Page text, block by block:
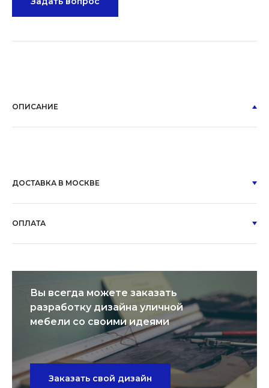
ОПИСАНИЕ
ДОСТАВКА В МОСКВЕ
ОПЛАТА
Вы всегда можете заказать
разработку дизайна уличной
мебели со своими идеями
Заказать свой дизайн